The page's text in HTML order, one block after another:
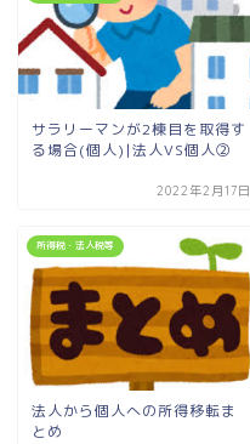
サラリーマンが2棟目を取得す
る場合(個人)|法人VS個人②
2022年2月17日
所得税・法人税等
法人から個人への所得移転ま
とめ